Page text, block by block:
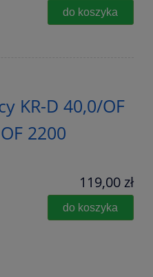
do koszyka
KR-D 40,0/OF
2200
119,00 zł
do koszyka